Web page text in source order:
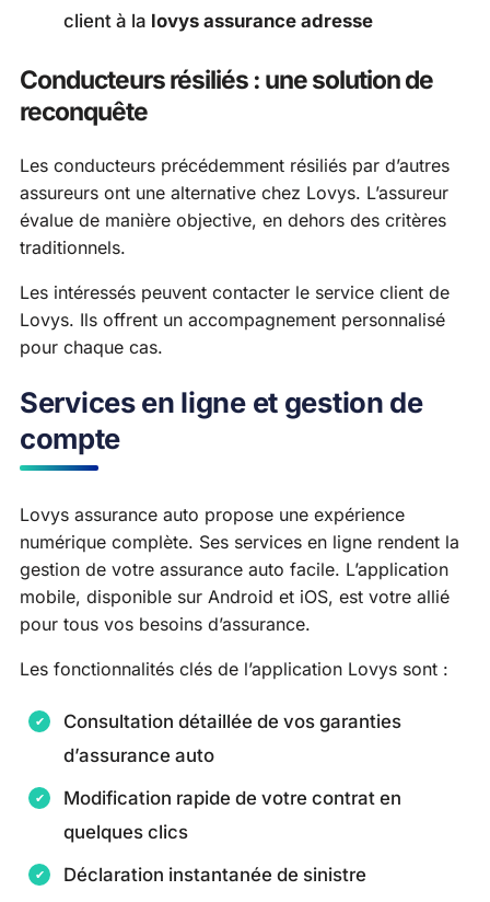
client à la lovys assurance adresse
Conducteurs résiliés : une solution de
reconquête
Les conducteurs précédemment résiliés par d’autres
assureurs ont une alternative chez Lovys. L’assureur
évalue de manière objective, en dehors des critères
traditionnels.
Les intéressés peuvent contacter le service client de
Lovys. Ils offrent un accompagnement personnalisé
pour chaque cas.
Services en ligne et gestion de
compte
Lovys assurance auto propose une expérience
numérique complète. Ses services en ligne rendent la
gestion de votre assurance auto facile. L’application
mobile, disponible sur Android et iOS, est votre allié
pour tous vos besoins d’assurance.
Les fonctionnalités clés de l’application Lovys sont :
Consultation détaillée de vos garanties
d’assurance auto
Modification rapide de votre contrat en
quelques clics
Déclaration instantanée de sinistre